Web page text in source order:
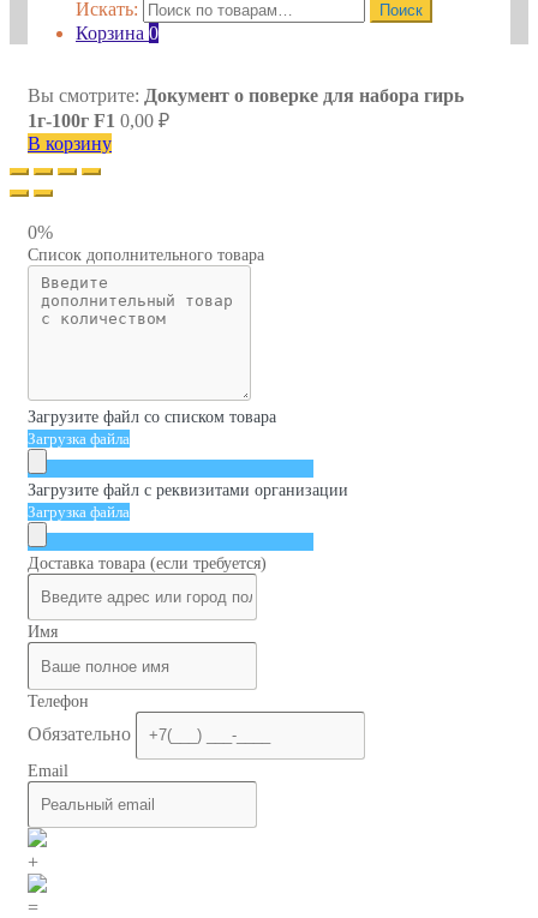
Искать:
Поиск
Корзина 0
Вы смотрите: Документ о поверке для набора гирь
1г-100г F1 0,00 ₽
В корзину
0%
Список дополнительного товара
Загрузите файл со списком товара
Загрузка файла
Загрузите файл с реквизитами организации
Загрузка файла
Доставка товара (если требуется)
Имя
Телефон
Обязательно
Email
+
=